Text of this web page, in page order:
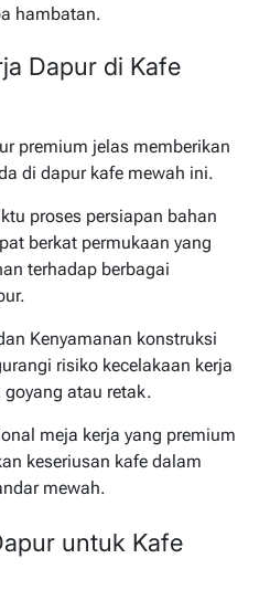
hambatan.
Dapur di Kafe
premium jelas memberikan
di dapur kafe mewah ini.
proses persiapan bahan
berkat permukaan yang
terhadap berbagai
Kenyamanan konstruksi
risiko kecelakaan kerja
goyang atau retak.
meja kerja yang premium
keseriusan kafe dalam
mewah.
untuk Kafe